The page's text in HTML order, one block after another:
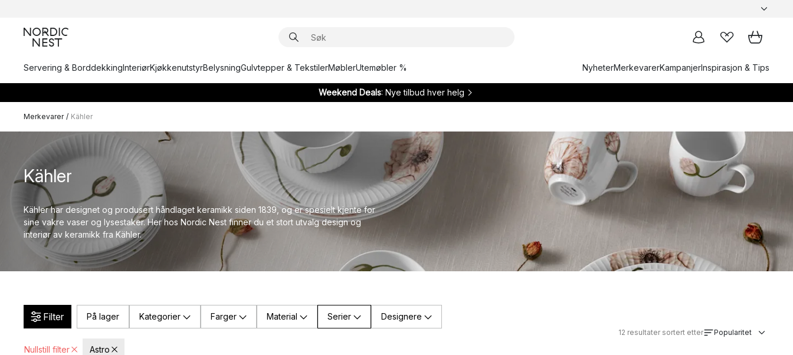
Servering & BorddekkingInteriørKjøkkenutstyrBelysningGulvtepper & TekstilerMøblerUtemøbler % NyheterMerkevarerKampanjerInspirasjon & Tips
Weekend Deals: Nye tilbud hver helg
Merkevarer / Kähler
Kähler
Kähler har designet og produsert håndlaget keramikk siden 1839, og er spesielt kjente for
sine vakre vaser og lysestaker. Her hos Nordic Nest finner du et stort utvalg design og
interiør av keramikk fra Kähler.
Filter På lager Kategorier Farger Material Serier Designere
Nullstill filter Astro
12 resultater sortert etter Popularitet